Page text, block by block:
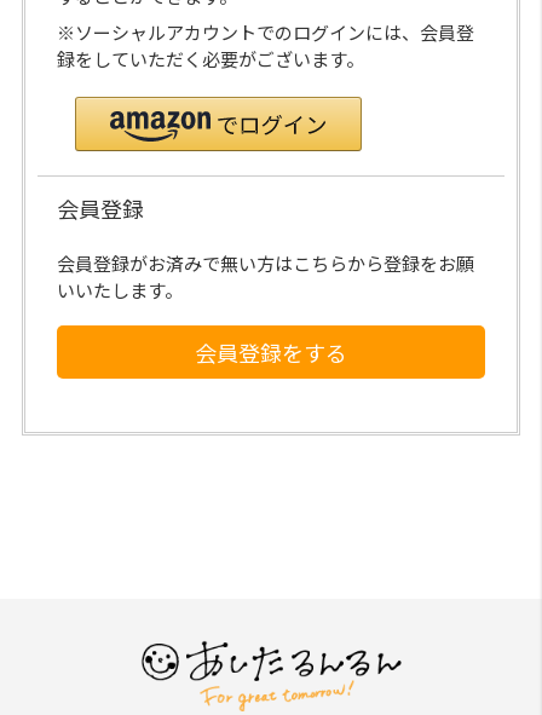
※ソーシャルアカウントでのログインには、会員登
録をしていただく必要がございます。
会員登録
会員登録がお済みで無い方はこちらから登録をお願
いいたします。
会員登録をする